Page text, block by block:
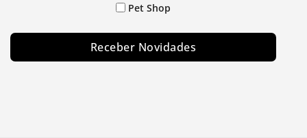
Pet Shop
Receber Novidades